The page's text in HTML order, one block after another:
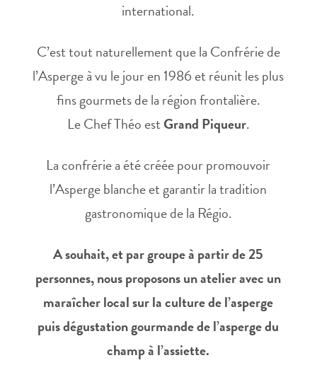
international.
C’est tout naturellement que la Confrérie de
l’Asperge à vu le jour en 1986 et réunit les plus
fins gourmets de la région frontalière.
Le Chef Théo est Grand Piqueur.
La confrérie a été créée pour promouvoir
l’Asperge blanche et garantir la tradition
gastronomique de la Régio.
A souhait, et par groupe à partir de 25
personnes, nous proposons un atelier avec un
maraîcher local sur la culture de l’asperge
puis dégustation gourmande de l’asperge du
champ à l’assiette.